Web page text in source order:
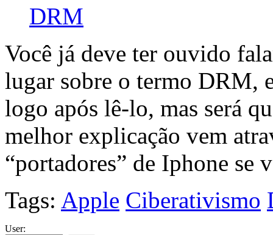
Você já deve ter ouvido
lugar sobre o termo DRM,
logo após lê-lo, mas será
melhor explicação vem
“portadores” de Iphone
Tags: Apple Ciberativismo
User: